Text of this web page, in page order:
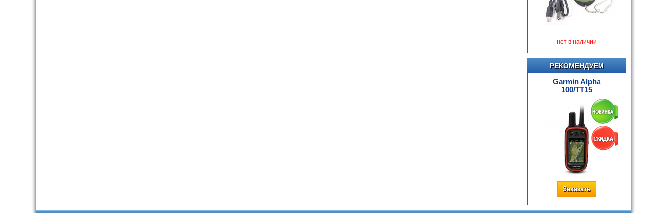
нет в наличии
РЕКОМЕНДУЕМ
Garmin Alpha
100/TT15
Заказать